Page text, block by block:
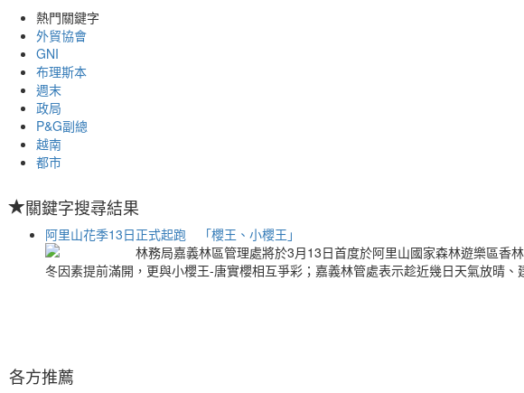
熱門關鍵字
外貿協會
GNI
布理斯本
週末
政局
P&G副總
越南
都市
關鍵字搜尋結果
阿里山花季13日正式起跑 「櫻王、小櫻王」
林務局嘉義林區管理處將於3月13日首度於阿里山國家森林遊樂區香
冬因素提前滿開，更與小櫻王-唐實櫻相互爭彩；嘉義林管處表示趁近幾日天氣放晴、
各方推薦